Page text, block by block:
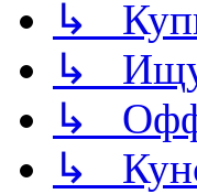
↳
↳ Ищу
↳
↳